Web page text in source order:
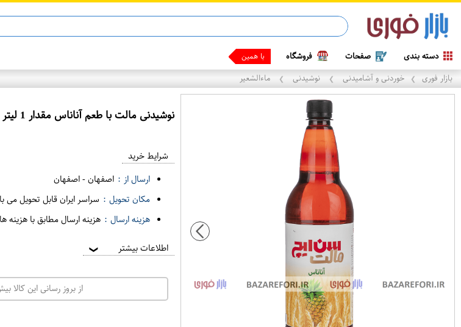
دسته بندی صفحات فروشگاه با همین گوشی که
بازار فوری ❯ خوردنی و آشامیدنی ❯ نوشیدنی ❯ ماءالشعیر
نوشیدنی مالت با طعم آناناس مقدار 1 لیتر برند سن ایچ
شرایط خرید
ارسال از : اصفهان-اصفهان
مکان تحویل : سراسر ایران قابل تحویل می
هزینه ارسال : هزینه ارسال مطابق با
اطلاعات بیشتر ❯
از بروز رسانی این